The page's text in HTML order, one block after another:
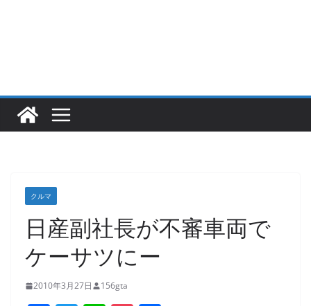
クルマ
日産副社長が不審車両で
ケーサツにー
2010年3月27日 156gta